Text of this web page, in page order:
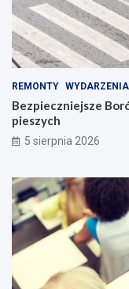
REMONTY WYDARZENIA
Bezpieczniejsze
pieszych
5 sierpnia 2026